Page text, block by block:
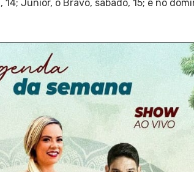
Júnior, o Bravo, sábado, 15; e no